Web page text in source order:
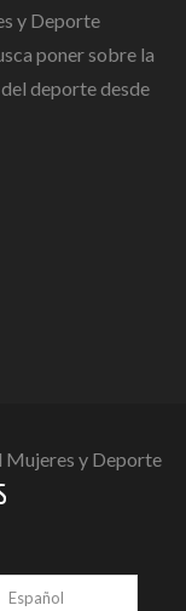
y Deporte
poner sobre la
deporte desde
y Deporte
Español